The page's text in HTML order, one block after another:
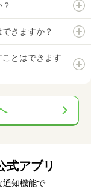
きますか？
とはできます
式アプリ
通知機能で